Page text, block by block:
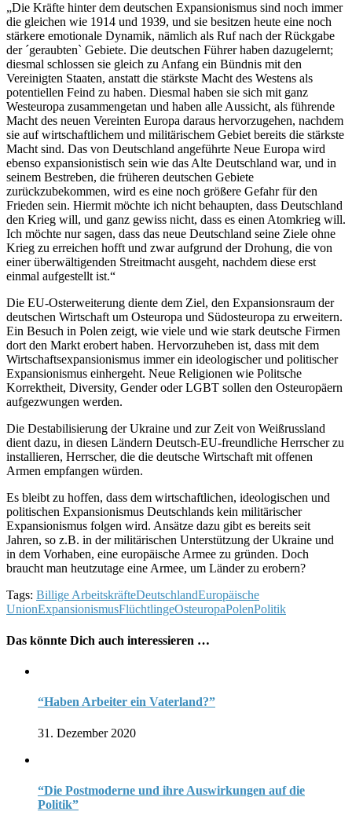
„Die Kräfte hinter dem deutschen Expansionismus sind noch immer
die gleichen wie 1914 und 1939, und sie besitzen heute eine noch
stärkere emotionale Dynamik, nämlich als Ruf nach der Rückgabe
der ´geraubten` Gebiete. Die deutschen Führer haben dazugelernt;
diesmal schlossen sie gleich zu Anfang ein Bündnis mit den
Vereinigten Staaten, anstatt die stärkste Macht des Westens als
potentiellen Feind zu haben. Diesmal haben sie sich mit ganz
Westeuropa zusammengetan und haben alle Aussicht, als führende
Macht des neuen Vereinten Europa daraus hervorzugehen, nachdem
sie auf wirtschaftlichem und militärischem Gebiet bereits die stärkste
Macht sind. Das von Deutschland angeführte Neue Europa wird
ebenso expansionistisch sein wie das Alte Deutschland war, und in
seinem Bestreben, die früheren deutschen Gebiete
zurückzubekommen, wird es eine noch größere Gefahr für den
Frieden sein. Hiermit möchte ich nicht behaupten, dass Deutschland
den Krieg will, und ganz gewiss nicht, dass es einen Atomkrieg will.
Ich möchte nur sagen, dass das neue Deutschland seine Ziele ohne
Krieg zu erreichen hofft und zwar aufgrund der Drohung, die von
einer überwältigenden Streitmacht ausgeht, nachdem diese erst
einmal aufgestellt ist.“
Die EU-Osterweiterung diente dem Ziel, den Expansionsraum der
deutschen Wirtschaft um Osteuropa und Südosteuropa zu erweitern.
Ein Besuch in Polen zeigt, wie viele und wie stark deutsche Firmen
dort den Markt erobert haben. Hervorzuheben ist, dass mit dem
Wirtschaftsexpansionismus immer ein ideologischer und politischer
Expansionismus einhergeht. Neue Religionen wie Politsche
Korrektheit, Diversity, Gender oder LGBT sollen den Osteuropäern
aufgezwungen werden.
Die Destabilisierung der Ukraine und zur Zeit von Weißrussland
dient dazu, in diesen Ländern Deutsch-EU-freundliche Herrscher zu
installieren, Herrscher, die die deutsche Wirtschaft mit offenen
Armen empfangen würden.
Es bleibt zu hoffen, dass dem wirtschaftlichen, ideologischen und
politischen Expansionismus Deutschlands kein militärischer
Expansionismus folgen wird. Ansätze dazu gibt es bereits seit
Jahren, so z.B. in der militärischen Unterstützung der Ukraine und
in dem Vorhaben, eine europäische Armee zu gründen. Doch
braucht man heutzutage eine Armee, um Länder zu erobern?
Tags: Billige ArbeitskräfteDeutschlandEuropäische
UnionExpansionismusFlüchtlingeOsteuropaPolenPolitik
Das könnte Dich auch interessieren …
“Haben Arbeiter ein Vaterland?”
31. Dezember 2020
“Die Postmoderne und ihre Auswirkungen auf die
Politik”